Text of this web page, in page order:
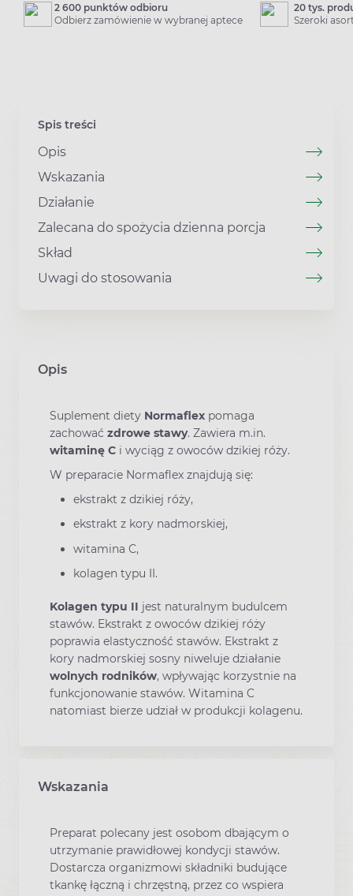
2 600 punktów odbioru
Odbierz zamówienie w wybranej aptece
20 tys.
Szeroki
Spis treści
Opis
Wskazania
Działanie
Zalecana do spożycia dzienna porcja
Skład
Uwagi do stosowania
Opis
Suplement diety Normaflex pomaga
zachować zdrowe stawy. Zawiera m.in.
witaminę C i wyciąg z owoców dzikiej róży.
W preparacie Normaflex znajdują się:
ekstrakt z dzikiej róży,
ekstrakt z kory nadmorskiej,
witamina C,
kolagen typu II.
Kolagen typu II jest naturalnym budulcem
stawów. Ekstrakt z owoców dzikiej róży
poprawia elastyczność stawów. Ekstrakt z
kory nadmorskiej sosny niweluje działanie
wolnych rodników, wpływając korzystnie na
funkcjonowanie stawów. Witamina C
natomiast bierze udział w produkcji kolagenu.
Wskazania
Preparat polecany jest osobom dbającym o
utrzymanie prawidłowej kondycji stawów.
Dostarcza organizmowi składniki budujące
tkankę łączną i chrzęstną, przez co wspiera